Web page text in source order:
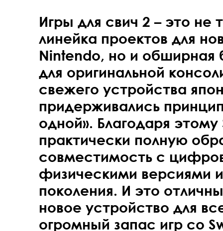
Игры для свич 2 – это не
линейка проектов для
Nintendo, но и обширная
для оригинальной
свежего устройства
придерживались
одной». Благодаря этому
практически полную
совместимость с
физическими версиями
поколения. И это
новое устройство для
огромный запас игр со